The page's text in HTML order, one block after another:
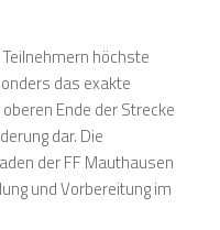
höchste
das exakte
Ende der Strecke
dar. Die
der FF Mauthausen
und Vorbereitung im